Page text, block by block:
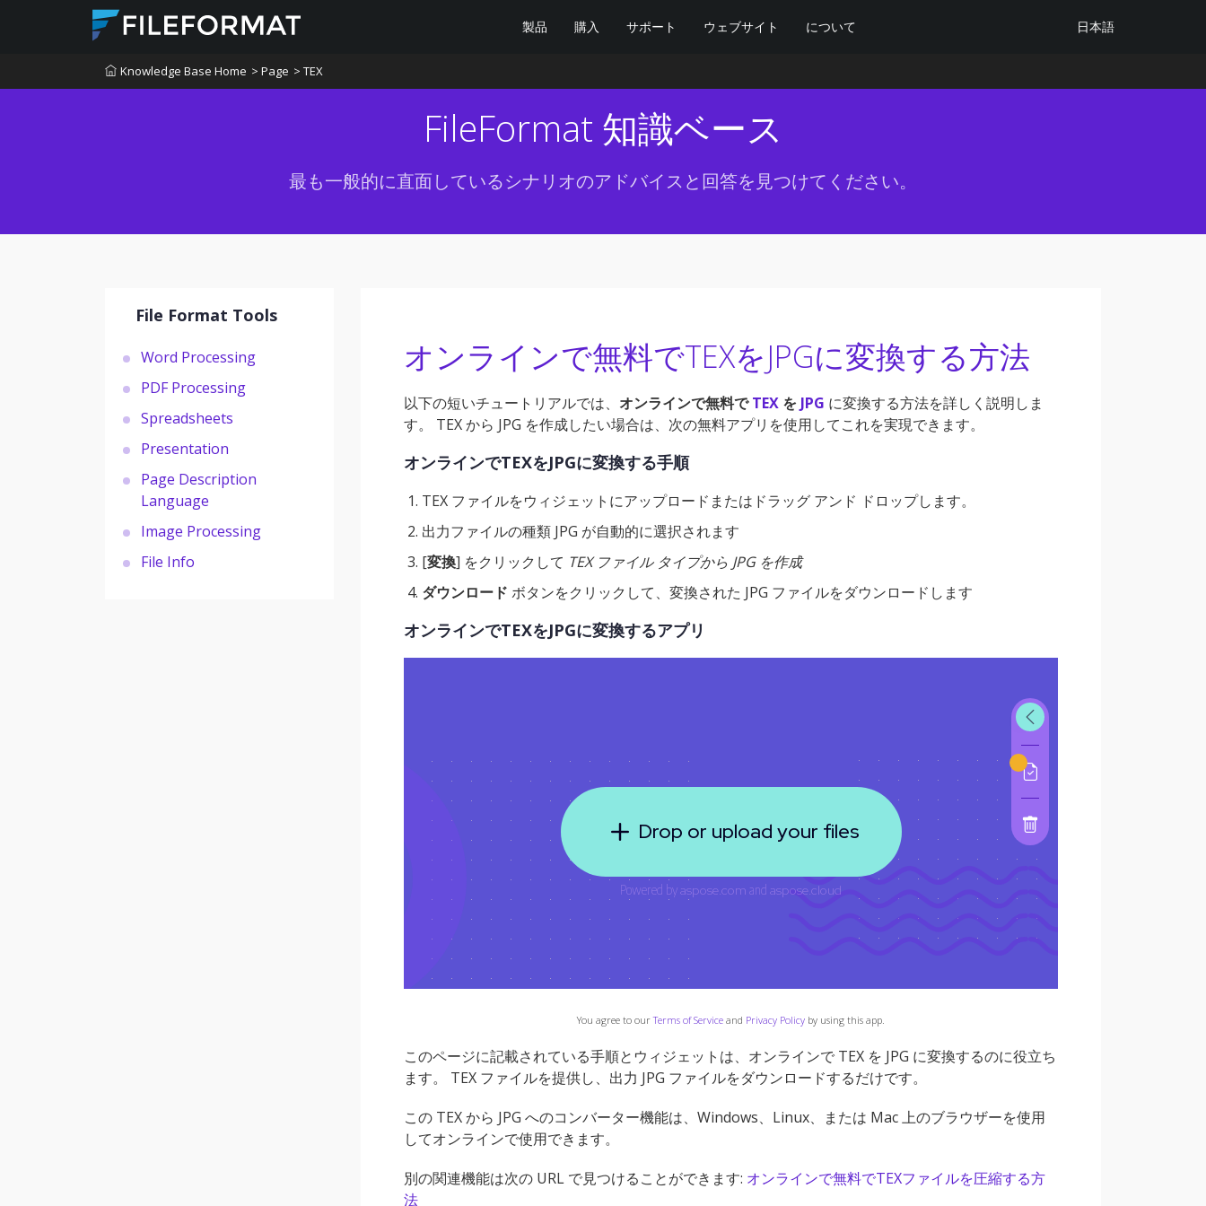
製品 購入 サポート ウェブサイト について 日本語
Knowledge Base Home > Page > TEX
FileFormat 知識ベース
最も一般的に直面しているシナリオのアドバイスと回答を見つけてください。
File Format Tools
Word Processing
PDF Processing
Spreadsheets
Presentation
Page Description
Language
Image Processing
File Info
オンラインで無料でTEXをJPGに変換する方法
以下の短いチュートリアルでは、 オンラインで無料でTEX を JPG に変換する方法を詳しく説明しま
す。 TEX から JPG を作成したい場合は、次の無料アプリを使用してこれを実現できます。
オンラインでTEXをJPGに変換する手順
TEX ファイルをウィジェットにアップロードまたはドラッグ アンド ドロップします。
出力ファイルの種類 JPG が自動的に選択されます
[変換] をクリックして TEX ファイル タイプから JPG を作成
ダウンロード ボタンをクリックして、変換された JPG ファイルをダウンロードします
オンラインでTEXをJPGに変換するアプリ
You agree to ourTerms of Service and Privacy Policy by using this app.
このページに記載されている手順とウィジェットは、オンラインで TEX を JPG に変換するのに役立ち
ます。 TEX ファイルを提供し、出力 JPG ファイルをダウンロードするだけです。
この TEX から JPG へのコンバーター機能は、Windows、Linux、または Mac 上のブラウザーを使用
してオンラインで使用できます。
別の関連機能は次の URL で見つけることができます: オンラインで無料でTEXファイルを圧縮する方
法